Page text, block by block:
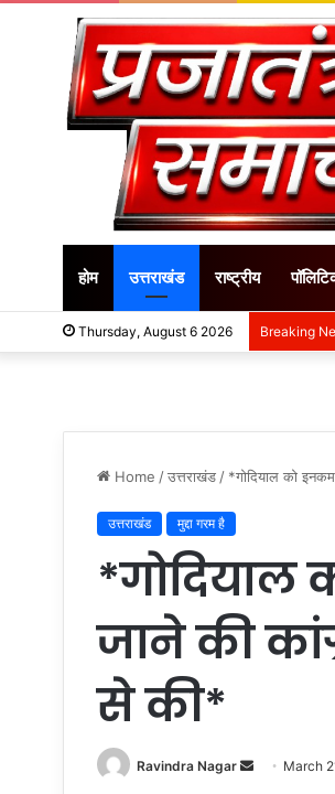
होम उत्तराखंड राष्ट्रीय
Thursday, August 6 2026 Breaking
Home /उत्तराखंड / *गोदियाल को
उत्तराखंड मुद्दा गरम है
*गोदियाल
जाने की
से की*
Ravindra Nagar
Send March